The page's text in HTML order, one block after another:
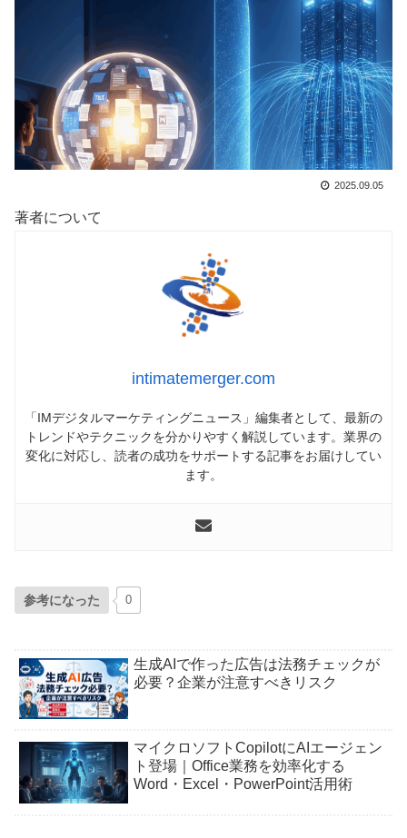
2025.09.05
著者について
intimatemerger.com
「IMデジタルマーケティングニュース」編集者として、最新の
トレンドやテクニックを分かりやすく解説しています。業界の
変化に対応し、読者の成功をサポートする記事をお届けしてい
ます。
参考になった 0
生成AIで作った広告は法務チェックが
必要？企業が注意すべきリスク
マイクロソフトCopilotにAIエージェン
ト登場｜Office業務を効率化する
Word・Excel・PowerPoint活用術